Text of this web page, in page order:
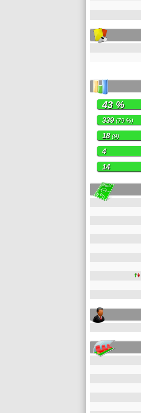
43 %
339(79 %)
18(9)
4
14